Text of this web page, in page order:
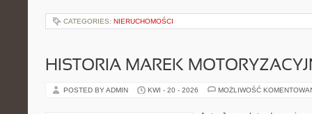
CATEGORIES: NIERUCHOMOŚCI
HISTORIA MAREK
POSTED BY ADMIN KWI - 20 - 2026 MOŻLIWOŚĆ